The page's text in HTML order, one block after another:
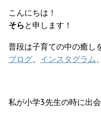
こんにちは！
そら と申します！
普段は子育ての中の癒し
ブログ、 インスタグラム、
私が小学3先生の時に出